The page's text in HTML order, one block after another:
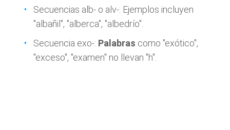
Secuencias alb- o alv-: Ejemplos incluyen
"albañil", "alberca", "albedrío".
Secuencia exo-: Palabras como "exótico",
"exceso", "examen" no llevan "h".